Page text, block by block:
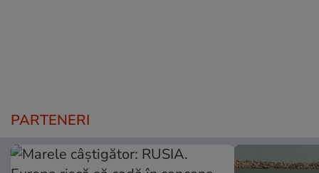
PARTENERI